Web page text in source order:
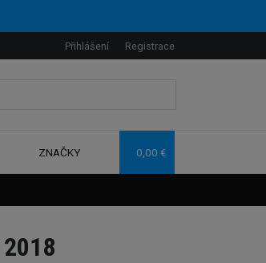
Přihlášení Registrace
ZNAČKY 0,00 €
2018